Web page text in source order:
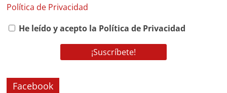
Política de Privacidad
He leído y acepto la Política de Privacidad
Facebook